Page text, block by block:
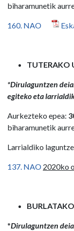
biharamunetik
160. NAO
TUTERAKO
*Dirulaguntzen
egiteko eta
Aurkezteko epea:
biharamunetik
Larrialdiko
137. NAO 2020ko
*Dirulaguntzen